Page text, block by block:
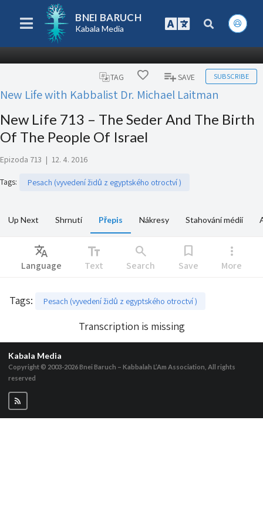
BNEI BARUCH
Kabala Media
TAG SAVE SUBSCRIBE
New Life with Kabbalist Dr. Michael Laitman
New Life 713 – The Seder And The Birth
Of The People Of Israel
Epizoda 713 | 12. 4. 2016
Tags: Pesach (vyvedení židů z egyptského otroctví )
Up Next Shrnutí Přepis Nákresy Stahování médií
Translate
Language
text_fields
Text
search
Search
bookmark
Save
more_vert
More
Tags: Pesach (vyvedení židů z egyptského otroctví )
Transcription is missing
Kabala Media
Copyright © 2003-2026Bnei Baruch – Kabbalah L’Am Association, All rights
reserved